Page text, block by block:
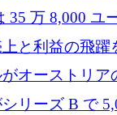
を確保
35 万 8,000 ユ
売業のスプレ
います
と利益の飛躍
がオーストリア
リーズ B で